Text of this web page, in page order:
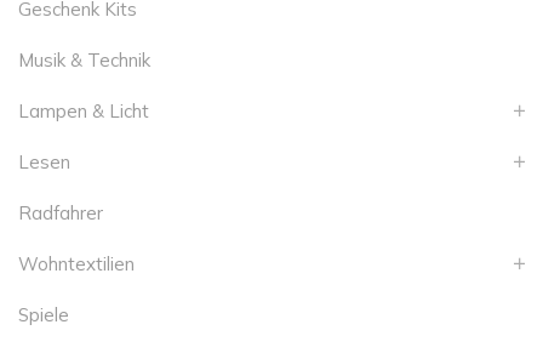
Geschenk Kits
Musik & Technik
Lampen & Licht
Lesen
Radfahrer
Wohntextilien
Spiele